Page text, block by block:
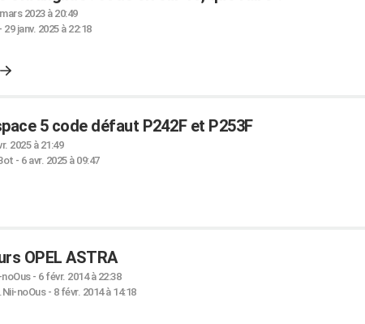
2023 à 20:49
- 29 janv. 2025 à 22:18
5 code défaut P242F et P253F
2025 à 21:49
- 6 avr. 2025 à 09:47
OPEL ASTRA
- 6 févr. 2014 à 22:38
noOus- 8 févr. 2014 à 14:18